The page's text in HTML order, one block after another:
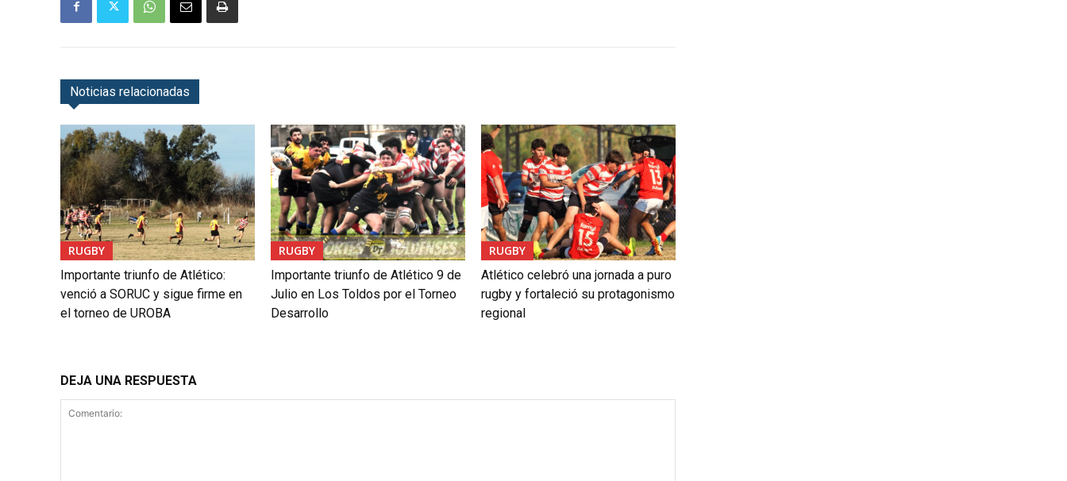
Noticias relacionadas
RUGBY
Importante triunfo de Atlético:
venció a SORUC y sigue firme en
el torneo de UROBA
RUGBY
Importante triunfo de Atlético 9 de
Julio en Los Toldos por el Torneo
Desarrollo
RUGBY
Atlético celebró una jornada a puro
rugby y fortaleció su protagonismo
regional
DEJA UNA RESPUESTA